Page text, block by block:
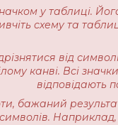
у таблиці.
схему та
від
канві. Всі
відповідають
бажаний